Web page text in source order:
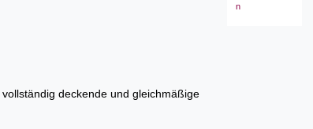
deckende und gleichmäßige
n